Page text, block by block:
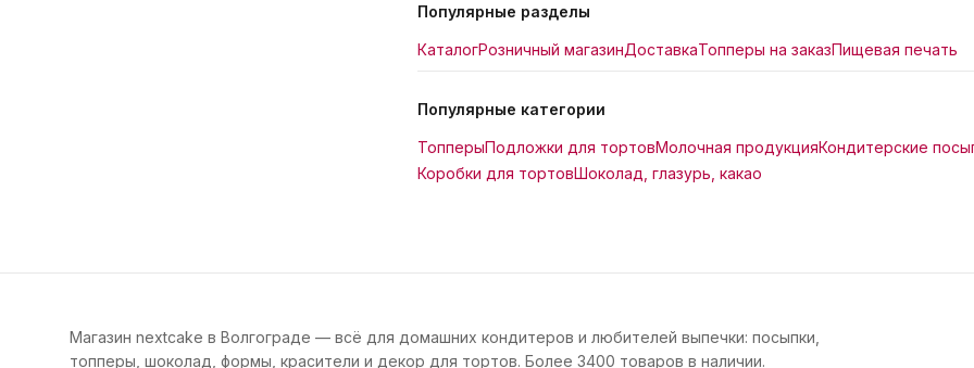
Популярные разделы
КаталогРозничный магазинДоставкаТопперы на заказПищевая печать
Популярные категории
ТопперыПодложки для тортовМолочная продукцияКондитерские
Коробки для тортовШоколад, глазурь, какао
Магазин nextcake в Волгограде — всё для домашних кондитеров и любителей выпечки: посыпки,
топперы, шоколад, формы, красители и декор для тортов. Более 3400 товаров в наличии.